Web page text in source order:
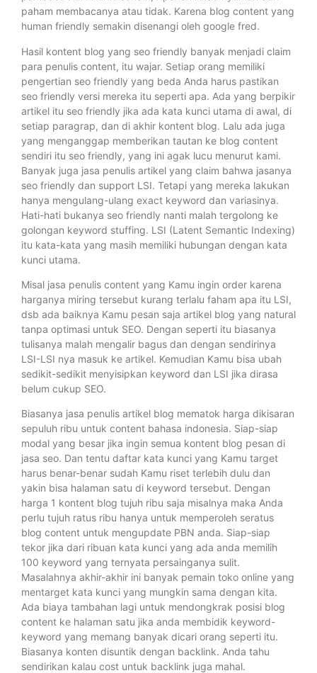
paham membacanya atau tidak. Karena blog content yang
human friendly semakin disenangi oleh google fred.
Hasil kontent blog yang seo friendly banyak menjadi claim
para penulis content, itu wajar. Setiap orang memiliki
pengertian seo friendly yang beda Anda harus pastikan
seo friendly versi mereka itu seperti apa. Ada yang berpikir
artikel itu seo friendly jika ada kata kunci utama di awal, di
setiap paragrap, dan di akhir kontent blog. Lalu ada juga
yang menganggap memberikan tautan ke blog content
sendiri itu seo friendly, yang ini agak lucu menurut kami.
Banyak juga jasa penulis artikel yang claim bahwa jasanya
seo friendly dan support LSI. Tetapi yang mereka lakukan
hanya mengulang-ulang exact keyword dan variasinya.
Hati-hati bukanya seo friendly nanti malah tergolong ke
golongan keyword stuffing. LSI (Latent Semantic Indexing)
itu kata-kata yang masih memiliki hubungan dengan kata
kunci utama.
Misal jasa penulis content yang Kamu ingin order karena
harganya miring tersebut kurang terlalu faham apa itu LSI,
dsb ada baiknya Kamu pesan saja artikel blog yang natural
tanpa optimasi untuk SEO. Dengan seperti itu biasanya
tulisanya malah mengalir bagus dan dengan sendirinya
LSI-LSI nya masuk ke artikel. Kemudian Kamu bisa ubah
sedikit-sedikit menyisipkan keyword dan LSI jika dirasa
belum cukup SEO.
Biasanya jasa penulis artikel blog mematok harga dikisaran
sepuluh ribu untuk content bahasa indonesia. Siap-siap
modal yang besar jika ingin semua kontent blog pesan di
jasa seo. Dan tentu daftar kata kunci yang Kamu target
harus benar-benar sudah Kamu riset terlebih dulu dan
yakin bisa halaman satu di keyword tersebut. Dengan
harga 1 kontent blog tujuh ribu saja misalnya maka Anda
perlu tujuh ratus ribu hanya untuk memperoleh seratus
blog content untuk mengupdate PBN anda. Siap-siap
tekor jika dari ribuan kata kunci yang ada anda memilih
100 keyword yang ternyata persainganya sulit.
Masalahnya akhir-akhir ini banyak pemain toko online yang
mentarget kata kunci yang mungkin sama dengan kita.
Ada biaya tambahan lagi untuk mendongkrak posisi blog
content ke halaman satu jika anda membidik keyword-
keyword yang memang banyak dicari orang seperti itu.
Biasanya konten disuntik dengan backlink. Anda tahu
sendirikan kalau cost untuk backlink juga mahal.